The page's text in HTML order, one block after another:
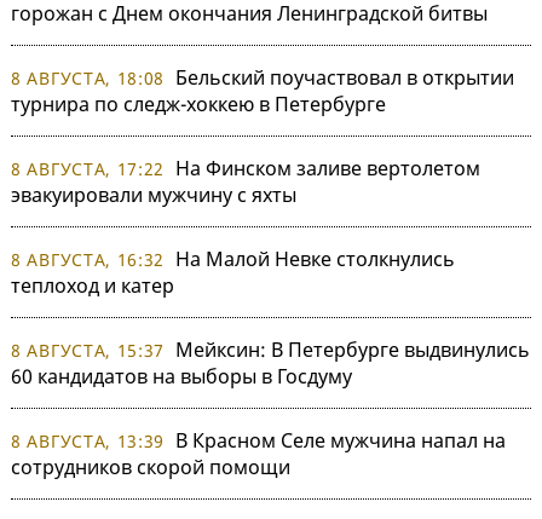
горожан с Днем окончания Ленинградской битвы
8 АВГУСТА, 18:08
Бельский поучаствовал в открытии
турнира по следж-хоккею в Петербурге
8 АВГУСТА, 17:22
На Финском заливе вертолетом
эвакуировали мужчину с яхты
8 АВГУСТА, 16:32
На Малой Невке столкнулись
теплоход и катер
8 АВГУСТА, 15:37
Мейксин: В Петербурге выдвинулись
60 кандидатов на выборы в Госдуму
8 АВГУСТА, 13:39
В Красном Селе мужчина напал на
сотрудников скорой помощи